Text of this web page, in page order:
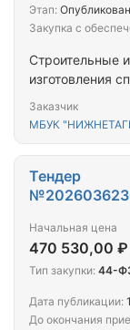
Строительные
изготовления
Заказчик
МБУК
Этап:
Закупка с
Тендер
Начальная цена
470 530,00 ₽
Тип закупки: 44-
Дата публикации:
До окончания